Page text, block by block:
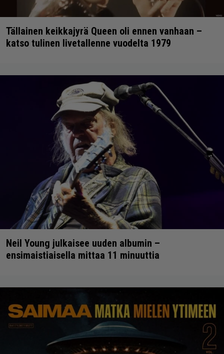
Tällainen keikkajyrä Queen oli ennen vanhaan –
katso tulinen livetallenne vuodelta 1979
Neil Young julkaisee uuden albumin –
ensimaistiaisella mittaa 11 minuuttia